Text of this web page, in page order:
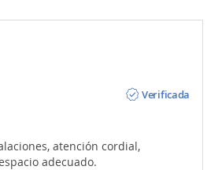
Verificada
atención cordial,
adecuado.